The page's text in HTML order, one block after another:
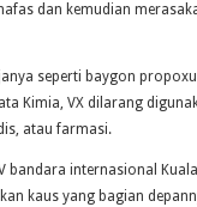
dan kemudian
seperti baygon
Kimia, VX dilarang
atau farmasi.
bandara internasional
kaus yang bagian